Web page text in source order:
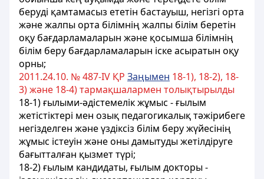
беруді қамтамасыз ететін бастауыш, негізгі орта
және жалпы орта білімнің жалпы білім беретін
оқу бағдарламаларын және қосымша білімнің
білім беру бағдарламаларын іске асыратын оқу
орны;
2011.24.10. № 487-ІV ҚР Заңымен 18-1), 18-2), 18-
3) және 18-4) тармақшалармен толықтырылды
18-1) ғылыми-әдістемелік жұмыс - ғылым
жетістіктері мен озық педагогикалық тәжірибеге
негізделген және үздіксіз білім беру жүйесінің
жұмыс істеуін және оны дамытуды жетілдіруге
бағытталған қызмет түрі;
18-2) ғылым кандидаты, ғылым докторы -